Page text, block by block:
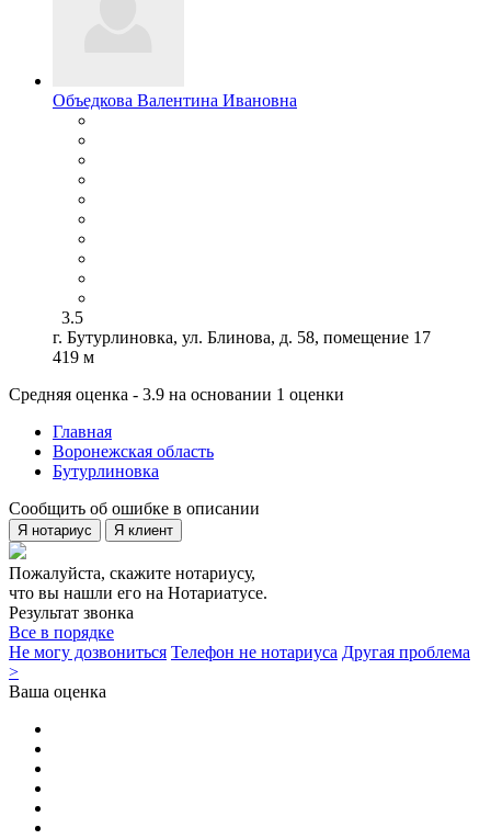
Объедкова Валентина Ивановна
3.5
г. Бутурлиновка, ул. Блинова, д. 58, помещение 17
419 м
Средняя оценка - 3.9 на основании 1 оценки
Главная
Воронежская область
Бутурлиновка
Сообщить об ошибке в описании
Я нотариус Я клиент
Пожалуйста, скажите нотариусу,
что вы нашли его на Нотариатусе.
Результат звонка
Все в порядке
Не могу дозвониться Телефон не нотариуса Другая проблема
>
Ваша оценка